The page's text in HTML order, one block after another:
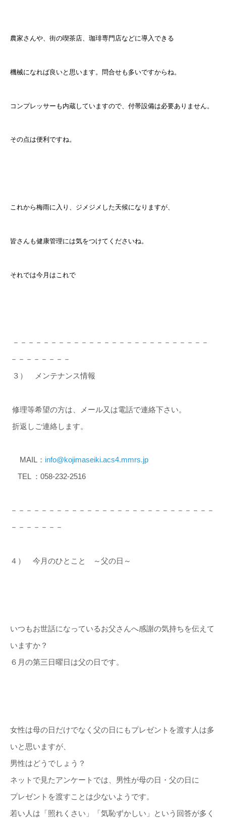
農家さんや、街の喫茶店、珈琲専門店などに導入できる
機械になれば良いと思います。問合せも多いですからね。
コンプレッサーも内蔵していますので、付帯設備は必要ありません。
その点は便利ですね。
これから梅雨に入り、ジメジメした天候になりますが、
皆さんも健康管理には気をつけてくださいね。
それでは今月はこれで
－－－－－－－－－－－－－－－－－－－－－－－－－－
－－－－－－－－
３） メンテナンス情報
修理等希望の方は、メール又は電話で連絡下さい。
折返しご連絡します。
MAIL： info@kojimaseiki.acs4.mmrs.jp
TEL ：058-232-2516
－－－－－－－－－－－－－－－－－－－－－－－－－－－
－－－－－－－
４） 今月のひとこと ～父の日～
いつもお世話になっているお父さんへ感謝の気持ちを伝えて
いますか？
６月の第三日曜日は父の日です。
女性は母の日だけでなく父の日にもプレゼントを渡す人は多
いと思いますが、
男性はどうでしょう？
ネットで見たアンケートでは、男性が母の日・父の日に
プレゼントを渡すことは少ないようです。
若い人は「照れくさい」「気恥ずかしい」という回答が多く